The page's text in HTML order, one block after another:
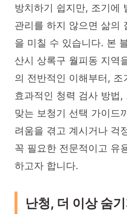
방치하기 쉽지만, 조기에
관리를 하지 않으면 삶의
을 미칠 수 있습니다. 본
산시 상록구 월피동 지역
의 전반적인 이해부터, 조
효과적인 청력 검사 방법,
맞는 보청기 선택 가이드
려움을 겪고 계시거나 걱
꼭 필요한 전문적이고 유
하고자 합니다.
난청, 더 이상 숨